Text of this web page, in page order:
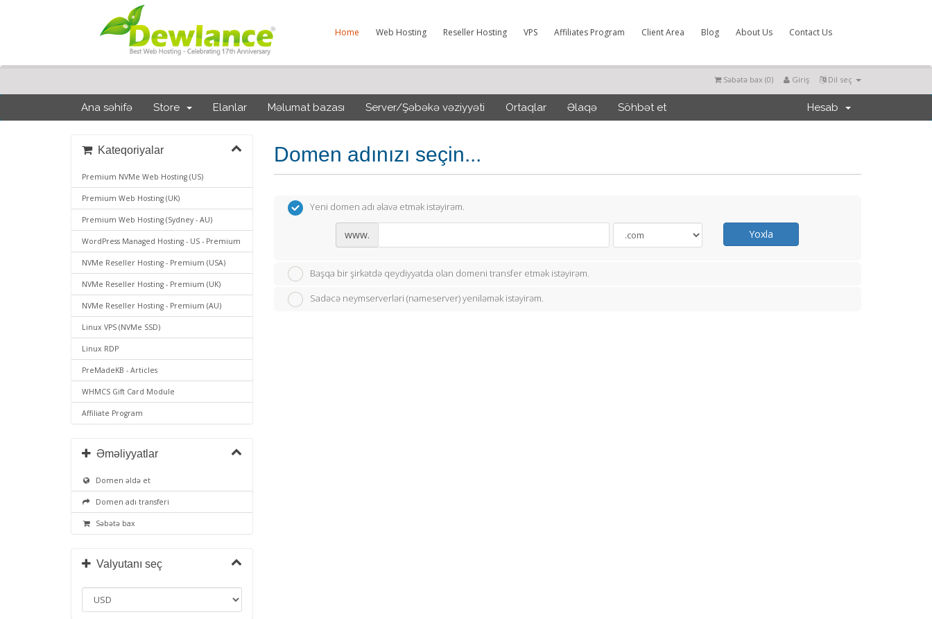
Home Web Hosting Reseller Hosting VPS Affiliates Program Client Area Blog About Us Contact Us
Dil seç
Giriş
Səbətə bax (0)
Ana səhifə Store Elanlar Məlumat bazası Server/Şəbəkə vəziyyəti Ortaqlar Əlaqə Söhbət et Hesab
Domen adınızı seçin...
Kateqoriyalar
Premium NVMe Web Hosting (US)
Premium Web Hosting (UK)
Premium Web Hosting (Sydney - AU)
WordPress Managed Hosting - US - Premium
NVMe Reseller Hosting - Premium (USA)
NVMe Reseller Hosting - Premium (UK)
NVMe Reseller Hosting - Premium (AU)
Linux VPS (NVMe SSD)
Linux RDP
PreMadeKB - Articles
WHMCS Gift Card Module
Affiliate Program
Əməliyyatlar
Domen əldə et
Domen adı transferi
Səbətə bax
Valyutanı seç
Yeni domen adı əlavə etmək istəyirəm.
www. Yoxla
Başqa bir şirkətdə qeydiyyatda olan domeni transfer etmək istəyirəm.
Sadəcə neymserverləri (nameserver) yeniləmək istəyirəm.